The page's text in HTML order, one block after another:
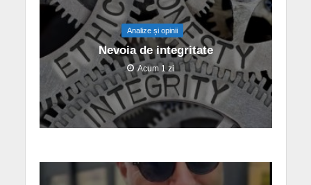
Analize și opinii
Nevoia de integritate
Acum 1 zi